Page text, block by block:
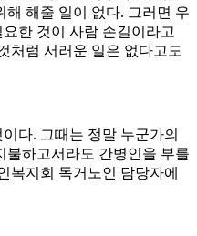
해 해줄 일이 없다. 그러면 우
한 것이 사람 손길이라고
처럼 서러운 일은 없다고도
다. 그때는 정말 누군가의
불하고서라도 간병인을 부를
복지회 독거노인 담당자에